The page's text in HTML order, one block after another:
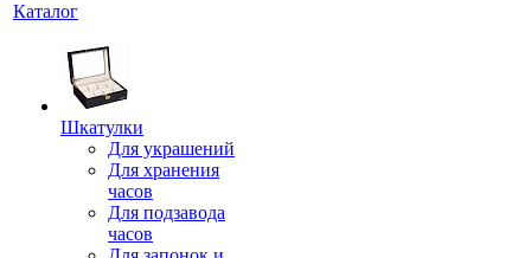
Каталог
Шкатулки
Для украшений
Для хранения
часов
Для подзавода
часов